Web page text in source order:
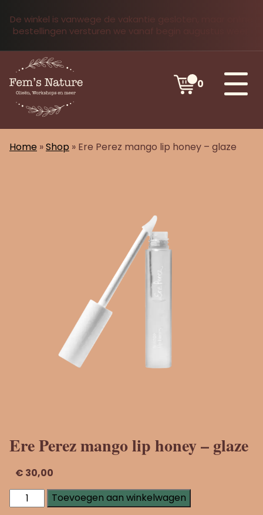
De winkel is vanwege de vakantie gesloten, maar online
bestellingen versturen we vanaf begin augustus weer.
0
Home »Shop » Ere Perez mango lip honey – glaze
Ere Perez mango lip honey – glaze
€ 30,00
Perez
Toevoegen aan winkelwagen